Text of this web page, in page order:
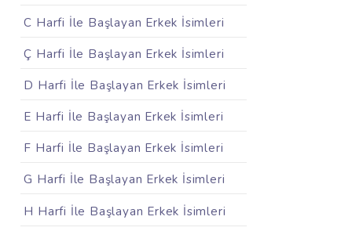
C Harfi İle Başlayan Erkek İsimleri
Ç Harfi İle Başlayan Erkek İsimleri
D Harfi İle Başlayan Erkek İsimleri
E Harfi İle Başlayan Erkek İsimleri
F Harfi İle Başlayan Erkek İsimleri
G Harfi İle Başlayan Erkek İsimleri
H Harfi İle Başlayan Erkek İsimleri